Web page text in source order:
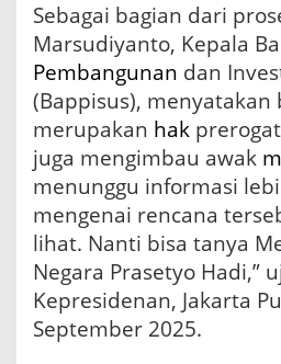
Sebagai bagian dari
Marsudiyanto, Kepala
Pembangunan dan
(Bappisus),
merupakan hak
juga mengimbau awak
menunggu informasi
mengenai rencana
lihat. Nanti bisa tanya
Negara Prasetyo Hadi,”
Kepresidenan, Jakarta
September 2025.